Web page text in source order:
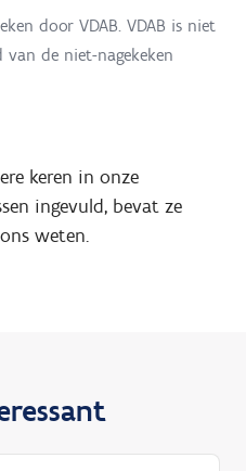
door VDAB. VDAB is niet
de niet-nagekeken
keren in onze
ingevuld, bevat ze
weten.